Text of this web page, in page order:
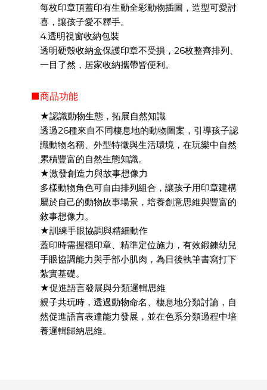
每枚印章頂蓋印有生動全彩動物插圖，造型可愛討
喜，讓孩子愛不釋手。
4.透明視窗收納包裝
透明硬殼收納盒保護印章不受損，26枚整齊排列、
一目了然，居家收納攜帶皆便利。
■商品功能
★認識動物生態，拓展自然知識
透過26種來自不同棲息地的動物圖案，引導孩子認
識動物名稱、外型特徵與生活環境，在玩樂中自然
累積豐富的自然生態知識。
★激發創造力與故事想像力
多樣動物角色可自由排列組合，讓孩子用印章建構
屬於自己的動物故事場景，培養創意思維與豐富的
敘事想像力。
★訓練手眼協調與精細動作
蓋印時需握穩印章、精準定位施力，有效鍛鍊幼兒
手眼協調能力與手部小肌肉，為日後執筆書寫打下
紮實基礎。
★促進語言發展與分類邏輯思維
親子共玩時，透過動物命名、棲息地分類討論，自
然促進語言表達能力發展，並在色系分類過程中培
養邏輯歸納思維。